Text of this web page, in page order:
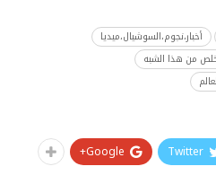
أخبار،نجوم،السوشيال،ميديا
من هذا الشبه
Twitter
Google+